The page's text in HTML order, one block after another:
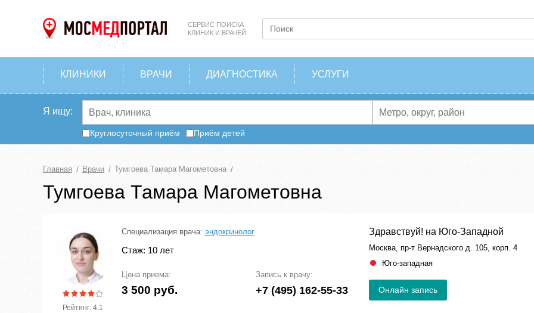
СЕРВИС ПОИСКА
КЛИНИК И ВРАЧЕЙ
КЛИНИКИ ВРАЧИ ДИАГНОСТИКА УСЛУГИ
Я ищу:
Круглосуточный приём Приём детей
Главная Врачи Тумгоева Тамара Магометовна
Тумгоева Тамара Магометовна
Рейтинг: 4.1
Специализация врача: эндокринолог
Стаж: 10 лет
Цена приема:
3 500 руб.
Запись к врачу:
+7 (495) 162-55-33
Здравствуй! на Юго-Западной
Москва, пр-т Вернадского д. 105, корп. 4
Юго-западная
Онлайн запись